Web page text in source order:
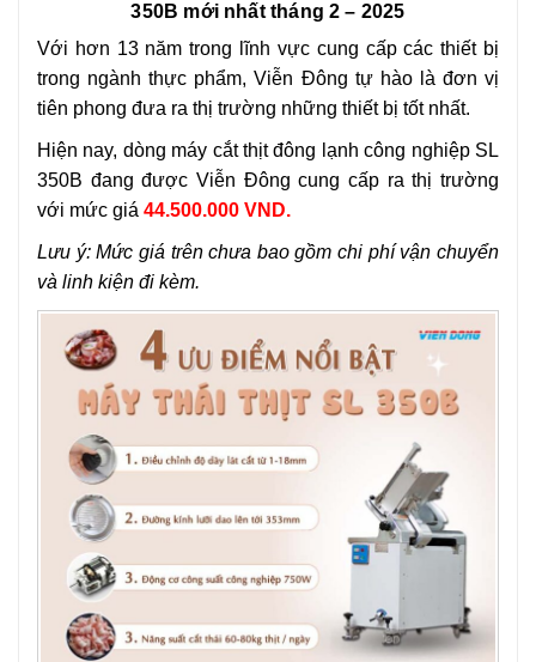
350B mới nhất tháng 2 – 2025
Với hơn 13 năm trong lĩnh vực cung cấp các thiết bị
trong ngành thực phẩm, Viễn Đông tự hào là đơn vị
tiên phong đưa ra thị trường những thiết bị tốt nhất.
Hiện nay, dòng máy cắt thịt đông lạnh công nghiệp SL
350B đang được Viễn Đông cung cấp ra thị trường
với mức giá 44.500.000 VND.
Lưu ý: Mức giá trên chưa bao gồm chi phí vận chuyển
và linh kiện đi kèm.